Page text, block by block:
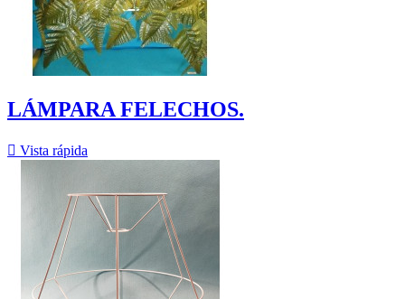
LÁMPARA FELECHOS.
 Vista rápida